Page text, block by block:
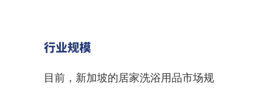
行业规模
目前，新加坡的居家洗浴用品市场规